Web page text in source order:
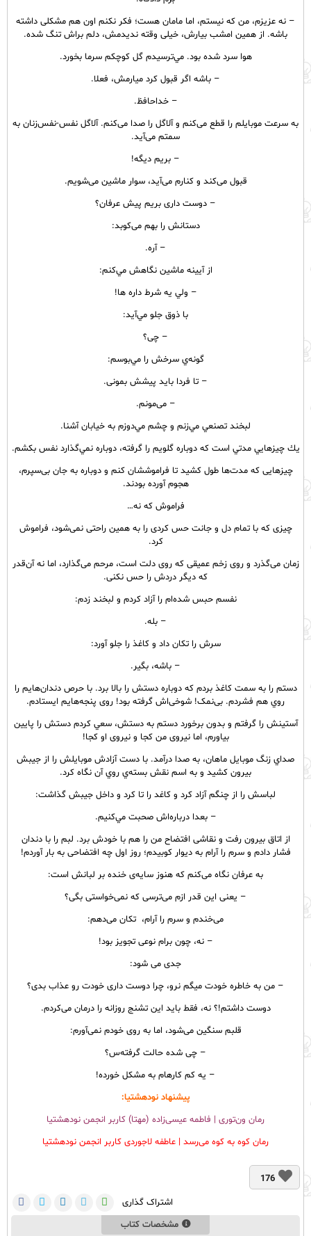
– نه عزیزم، من که نیستم، اما مامان هست؛ فکر نکنم اون هم مشکلی داشته
باشه. از همین امشب بیارش، خیلی وقته ندیدمش، دلم براش تنگ شده.
هوا سرد شده بود. مي‌ترسيدم گل كوچكم سرما بخورد.
– باشه اگر قبول کرد میارمش، فعلا.
– خداحافظ.
به سرعت موبايلم را قطع می‌کنم و آلاگل را صدا می‌کنم. آلاگل نفس-نفس‌زنان به
سمتم می‌آید.
– بریم دیگه!
قبول می‌کند و کنارم می‌آید، سوار ماشین می‌شویم.
– دوست داری بریم پیش عرفان؟
دستانش را بهم می‌کوبد:
– آره.
از آيينه ماشين نگاهش مي‌كنم:
– ولي يه شرط داره ها!
با ذوق جلو مي‌آيد:
– چی؟
گونه‌ي سرخش را مي‌بوسم:
– تا فردا باید پیشش بمونی.
– می‌مونم‌.
لبخند تصنعي مي‌زنم و چشم مي‌دوزم به خيابان آشنا.
يك چيزهايي مدتي است كه دوباره گلويم را گرفته، دوباره نمي‌گذارد نفس بكشم.
چیزهایی که مدت‌ها طول کشید تا فراموششان کنم و دوباره به جان بی‌سپرم،
هجوم آورده بودند.
فراموش که نه…
چیزی که با تمام دل و جانت حس کردی را به همین راحتی نمی‌شود، فراموش
کرد.
زمان می‌گذرد و روی زخم عمیقی که روی دلت است، مرحم می‌گذارد، اما نه آن‌قدر
که دیگر دردش را حس نکنی.
نفسم حبس شده‌ام را آزاد کردم و لبخند زدم:
– بله.
سرش را تکان داد و كاغذ را جلو آورد:
– باشه، بگير.
دستم را به سمت كاغذ بردم كه دوباره دستش را بالا برد. با حرص دندان‌هايم را
روي هم فشردم. بی‌نمک! شوخی‌اش گرفته بود! روی پنجه‌هايم ايستادم.
آستينش را گرفتم و بدون برخورد دستم به دستش، سعي كردم دستش را پايين
بياورم، اما نیروی من کجا و نیروی او کجا!
صداي زنگ موبايل ماهان، به صدا درآمد. با دست آزادش موبايلش را از جیبش
بیرون کشید و به اسم نقش بسته‌ي روي آن نگاه كرد.
لباسش را از چنگم آزاد کرد و كاغد را تا كرد و داخل جيبش گذاشت:
– بعدا درباره‌اش صحبت مي‌كنيم.
از اتاق بیرون رفت و نقاشی افتضاح من را هم با خودش برد. لبم را با دندان
فشار دادم و سرم را آرام به دیوار کوبیدم؛ روز اول چه افتضاحی به بار آوردم!
به عرفان نگاه می‌کنم که هنوز سایه‌ی خنده بر لبانش است:
– یعنی این قدر ازم می‌ترسی که نمی‌خواستی بگی؟
می‌خندم و سرم را آرام، تکان می‌دهم:
– نه، چون برام نوعی تجویز بود!
جدی می شود:
– من به خاطره خودت میگم نرو، چرا دوست داری خودت رو عذاب بدی؟
دوست داشتم!؟ نه، فقط باید این تشنج روزانه را درمان می‌کردم.
قلبم سنگین می‌شود، اما به روی خودم نمی‌آورم:
– چی شده حالت گرفته‌س؟
– یه کم کارهام به مشکل خورده!
پیشنهاد نودهشتیا:
رمان ون‌توری | فاطمه عیسی‌زاده (مهتا) کاربر انجمن نودهشتیا
رمان کوه به کوه می‌رسد | عاطفه لاجوردی کاربر انجمن نودهشتیا
176
اشتراک گذاری
مشخصات کتاب